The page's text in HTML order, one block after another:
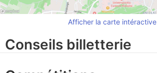
Afficher la carte intéractive
Conseils billetterie